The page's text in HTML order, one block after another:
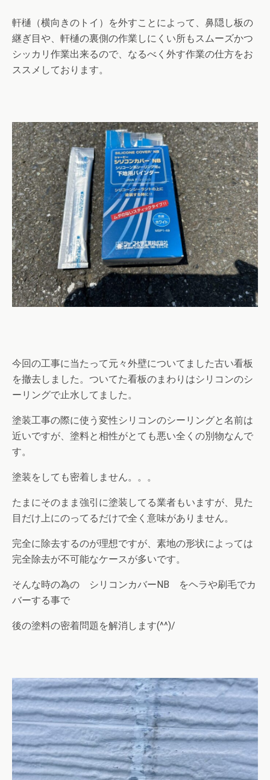
軒樋（横向きのトイ）を外すことによって、鼻隠し板の
継ぎ目や、軒樋の裏側の作業しにくい所もスムーズかつ
シッカリ作業出来るので、なるべく外す作業の仕方をお
ススメしております。
今回の工事に当たって元々外壁についてました古い看板
を撤去しました。ついてた看板のまわりはシリコンのシ
ーリングで止水してました。
塗装工事の際に使う変性シリコンのシーリングと名前は
近いですが、塗料と相性がとても悪い全くの別物なんで
す。
塗装をしても密着しません。。。
たまにそのまま強引に塗装してる業者もいますが、見た
目だけ上にのってるだけで全く意味がありません。
完全に除去するのが理想ですが、素地の形状によっては
完全除去が不可能なケースが多いです。
そんな時の為の シリコンカバーNB をヘラや刷毛でカ
バーする事で
後の塗料の密着問題を解消します(^^)/